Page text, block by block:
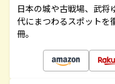
日本の城や古戦場、武将
代にまつわるスポットを
冊。